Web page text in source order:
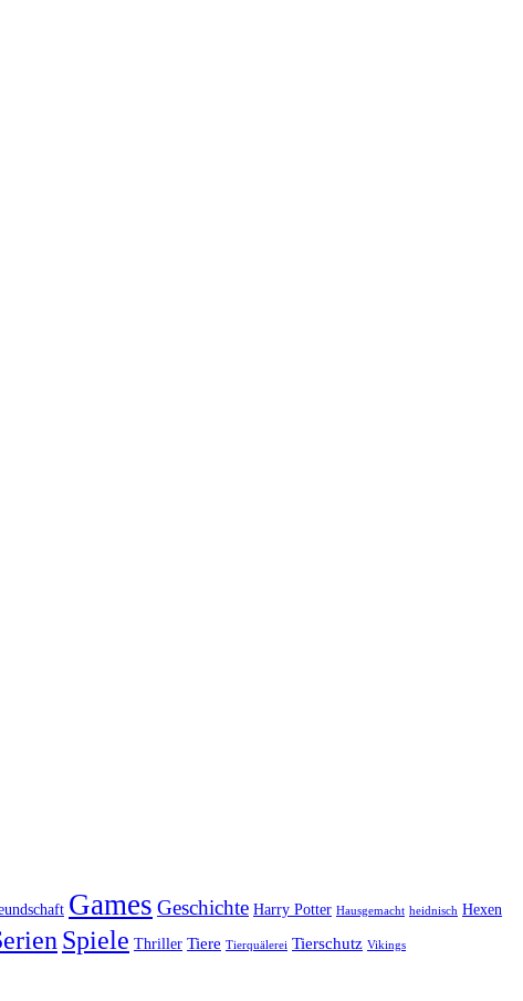
Games Geschichte Harry Potter Hausgemacht heidnisch Hexen
Spiele Thriller Tiere Tierquälerei Tierschutz Vikings